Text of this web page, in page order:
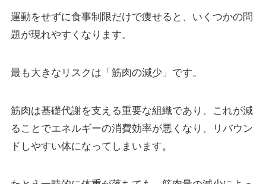
運動をせずに食事制限だけで痩せると、いくつかの問
題が現れやすくなります。
最も大きなリスクは「筋肉の減少」です。
筋肉は基礎代謝を支える重要な組織であり、これが減
ることでエネルギーの消費効率が悪くなり、リバウン
ドしやすい体になってしまいます。